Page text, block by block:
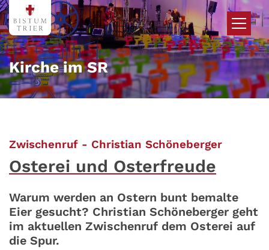
Zum Inhalt springen
Kirche im SR
Zwischenruf - Christian Schöneberger:
Osterei und Osterfreude
Warum werden an Ostern bunt bemalte
Eier gesucht? Christian Schöneberger geht
im aktuellen Zwischenruf dem Osterei auf
die Spur.